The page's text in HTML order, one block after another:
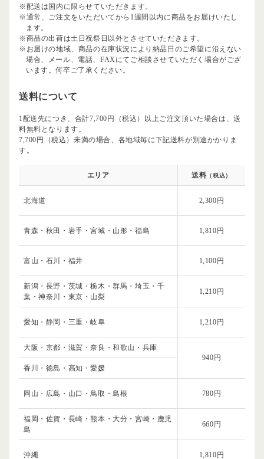
※配送は国内に限らせていただきます。
※通常、ご注文をいただいてから1週間以内に商品をお届けいたし
ます。
※商品の出荷は土日祝祭日以外とさせていただきます。
※お届けの地域、商品の在庫状況により納品日のご希望に沿えない
場合、メール、電話、FAXにてご相談させていただく場合がござ
います。何卒ご了承ください。
送料について
1配送先につき、合計7,700円（税込）以上ご注文頂いた場合は、送
料無料となります。
7,700円（税込）未満の場合、各地域毎に下記送料が別途かかりま
す。
エリア 送料 （税込）
北海道 2,300円
青森・秋田・岩手・宮城・山形・福島 1,810円
富山・石川・福井 1,100円
新潟・長野・茨城・栃木・群馬・埼玉・千
葉・神奈川・東京・山梨
1,210円
愛知・静岡・三重・岐阜 1,210円
大阪・京都・滋賀・奈良・和歌山・兵庫
940円
香川・徳島・高知・愛媛
岡山・広島・山口・鳥取・島根 780円
福岡・佐賀・長崎・熊本・大分・宮崎・鹿児
島
660円
沖縄 1,810円